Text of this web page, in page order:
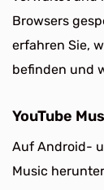
Browsers
erfahren Sie,
befinden und
YouTube
Auf Android-
Music